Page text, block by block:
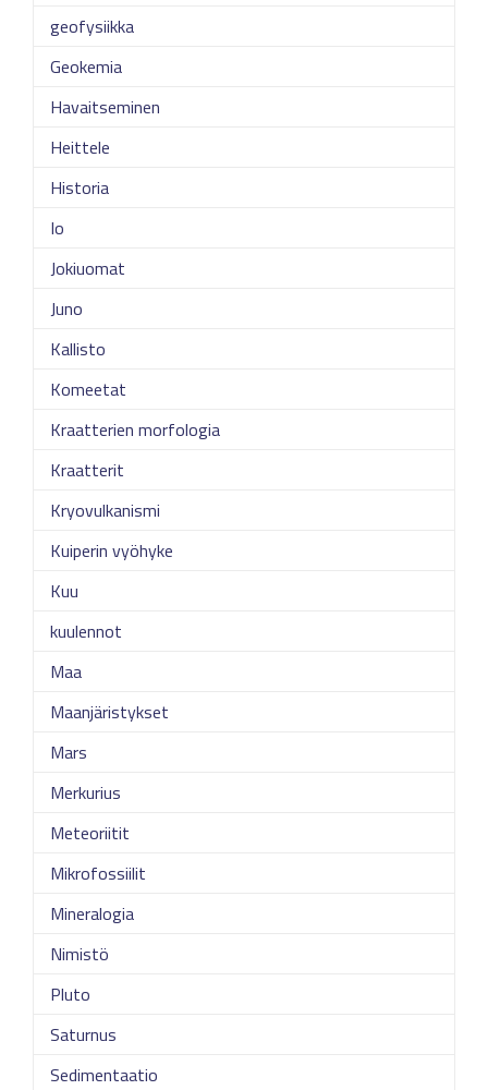
geofysiikka
Geokemia
Havaitseminen
Heittele
Historia
Io
Jokiuomat
Juno
Kallisto
Komeetat
Kraatterien morfologia
Kraatterit
Kryovulkanismi
Kuiperin vyöhyke
Kuu
kuulennot
Maa
Maanjäristykset
Mars
Merkurius
Meteoriitit
Mikrofossiilit
Mineralogia
Nimistö
Pluto
Saturnus
Sedimentaatio